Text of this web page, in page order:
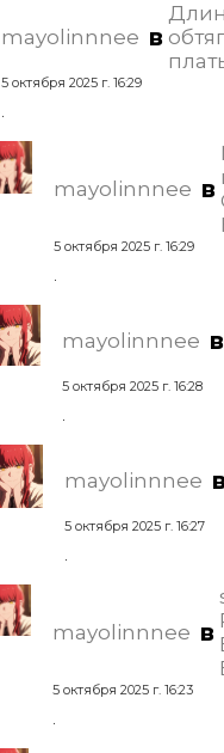
mayolinnnee в
5 октября 2025 г. 16:29
mayolinnnee в
5 октября 2025 г. 16:29
mayolinnnee в
5 октября 2025 г. 16:28
mayolinnnee в
5 октября 2025 г. 16:27
mayolinnnee в
5 октября 2025 г. 16:23